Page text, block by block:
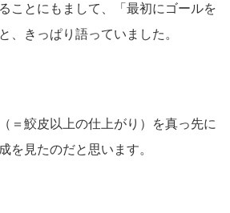
ことにもまして、「最初にゴールを
、きっぱり語っていました。
＝鮫皮以上の仕上がり）を真っ先に
を見たのだと思います。